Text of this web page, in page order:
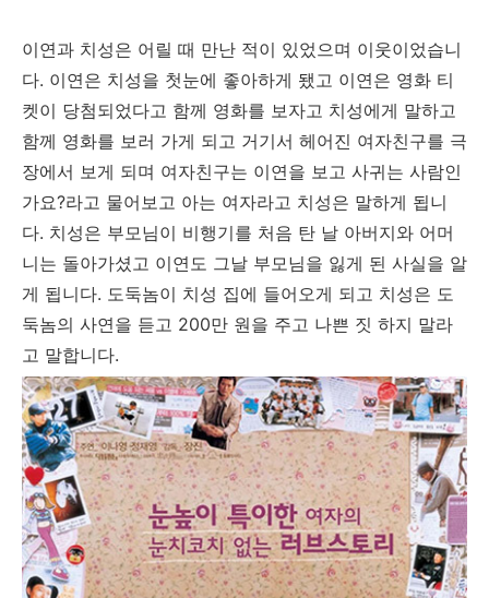
이연과 치성은 어릴 때 만난 적이 있었으며 이웃이었습니
다. 이연은 치성을 첫눈에 좋아하게 됐고 이연은 영화 티
켓이 당첨되었다고 함께 영화를 보자고 치성에게 말하고
함께 영화를 보러 가게 되고 거기서 헤어진 여자친구를 극
장에서 보게 되며 여자친구는 이연을 보고 사귀는 사람인
가요?라고 물어보고 아는 여자라고 치성은 말하게 됩니
다. 치성은 부모님이 비행기를 처음 탄 날 아버지와 어머
니는 돌아가셨고 이연도 그날 부모님을 잃게 된 사실을 알
게 됩니다. 도둑놈이 치성 집에 들어오게 되고 치성은 도
둑놈의 사연을 듣고 200만 원을 주고 나쁜 짓 하지 말라
고 말합니다.